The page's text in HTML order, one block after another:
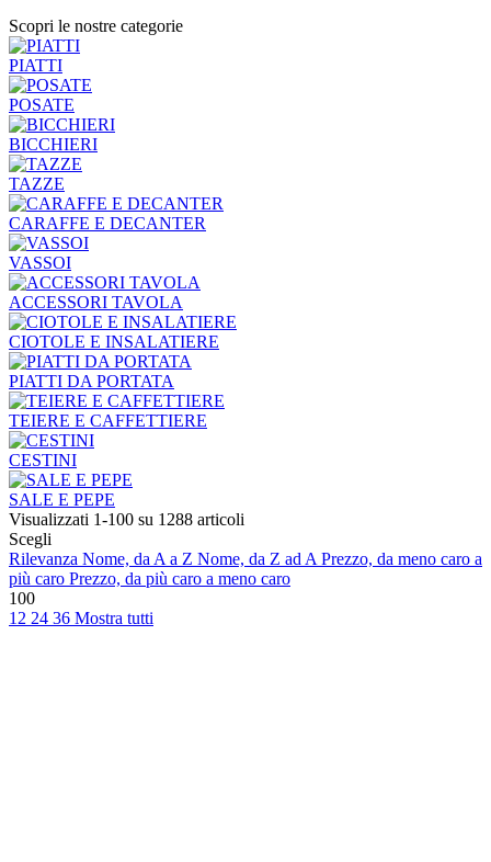
Scopri le nostre categorie
PIATTI
POSATE
BICCHIERI
TAZZE
CARAFFE E DECANTER
VASSOI
ACCESSORI TAVOLA
CIOTOLE E INSALATIERE
PIATTI DA PORTATA
TEIERE E CAFFETTIERE
CESTINI
SALE E PEPE
Visualizzati 1-100 su 1288 articoli
Scegli
Rilevanza Nome, da A a Z Nome, da Z ad APrezzo, da meno caro a
più caro Prezzo, da più caro a meno caro
100
12 24 36 Mostra tutti